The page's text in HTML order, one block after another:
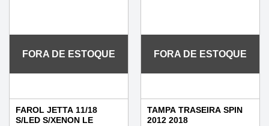
FORA DE ESTOQUE
FAROL JETTA 11/18
S/LED S/XENON LE
FORA DE ESTOQUE
TAMPA TRASEIRA SPIN
2012 2018